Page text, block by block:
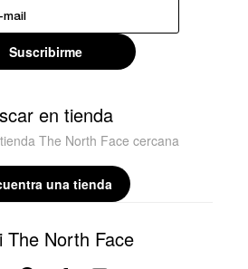
Suscribirme
en tienda
The North Face cercana
una tienda
The North Face